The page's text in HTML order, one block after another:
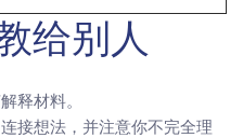
给别人
释材料。
接想法，并注意你不完全理